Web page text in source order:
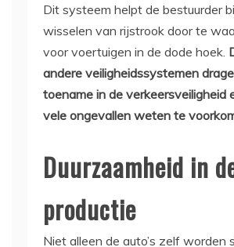
Dit systeem helpt de bestuurder
wisselen van rijstrook door te
voor voertuigen in de dode hoek.
andere veiligheidssystemen
toename in de verkeersveiligheid
vele ongevallen weten te
Duurzaamheid in
productie
Niet alleen de auto’s zelf worden